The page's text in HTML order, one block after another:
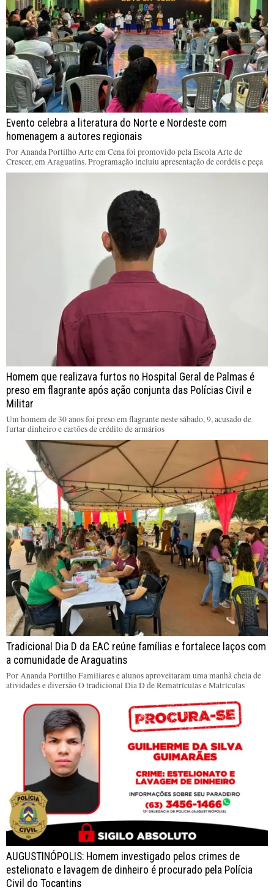
Evento celebra a literatura do Norte e Nordeste com
homenagem a autores regionais
Por Ananda Portilho Arte em Cena foi promovido pela Escola Arte de
Crescer, em Araguatins. Programação incluiu apresentação de cordéis e peça
Homem que realizava furtos no Hospital Geral de Palmas é
preso em flagrante após ação conjunta das Polícias Civil e
Militar
Um homem de 30 anos foi preso em flagrante neste sábado, 9, acusado de
furtar dinheiro e cartões de crédito de armários
Tradicional Dia D da EAC reúne famílias e fortalece laços com
a comunidade de Araguatins
Por Ananda Portilho Familiares e alunos aproveitaram uma manhã cheia de
atividades e diversão O tradicional Dia D de Rematrículas e Matrículas
AUGUSTINÓPOLIS: Homem investigado pelos crimes de
estelionato e lavagem de dinheiro é procurado pela Polícia
Civil do Tocantins